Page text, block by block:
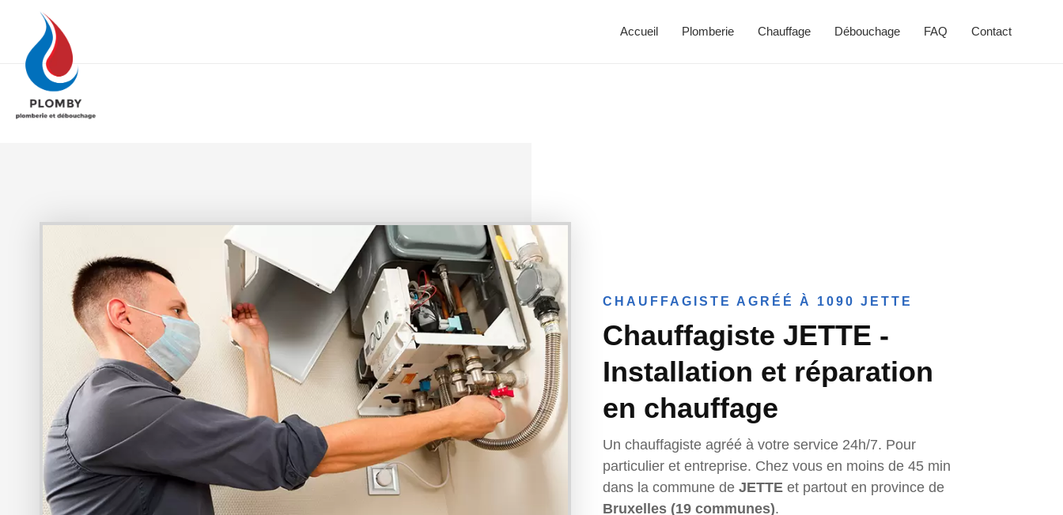
Accueil Plomberie Chauffage Débouchage FAQ Contact
CHAUFFAGISTE AGRÉÉ À 1090 JETTE
Chauffagiste JETTE -
Installation et réparation
en chauffage
Un chauffagiste agréé à votre service 24h/7. Pour
particulier et entreprise. Chez vous en moins de 45 min
dans la commune de JETTE et partout en province de
Bruxelles (19 communes).